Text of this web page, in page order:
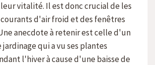
vitalité. Il est donc crucial de les
d'air froid et des fenêtres
anecdote à retenir est celle d'un
jardinage qui a vu ses plantes
l'hiver à cause d'une baisse de